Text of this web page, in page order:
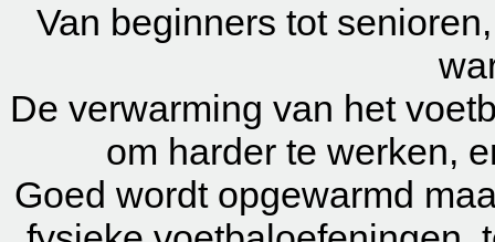
Van beginners tot
De verwarming van het
om harder te werken,
Goed wordt opgewarmd